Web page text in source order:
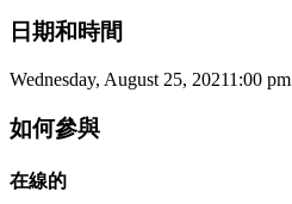
日期和時間
Wednesday, August 25, 20211:00 pm
如何參與
在線的